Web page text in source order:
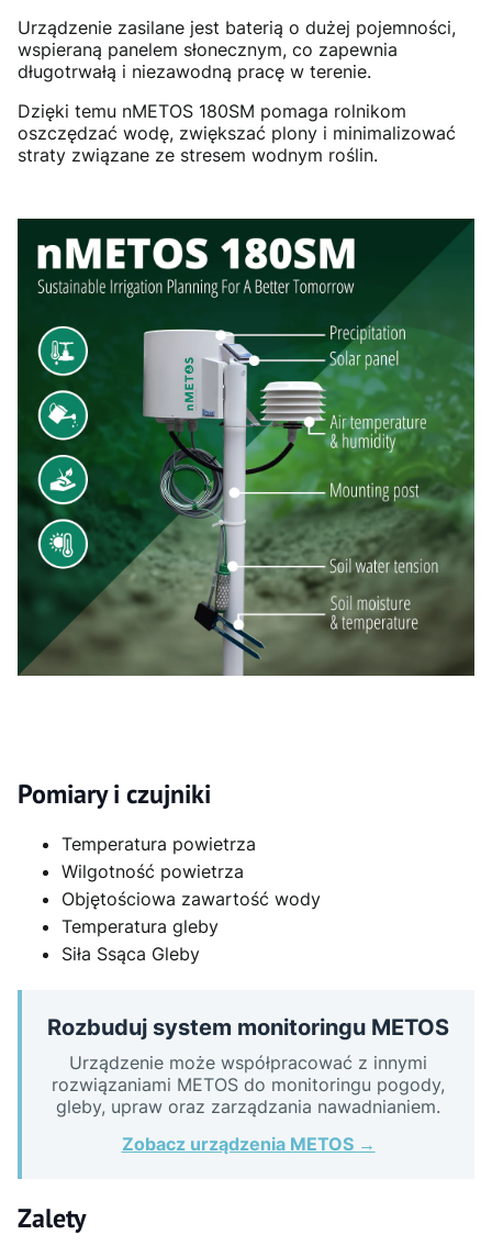
Urządzenie zasilane jest baterią o dużej pojemności,
wspieraną panelem słonecznym, co zapewnia
długotrwałą i niezawodną pracę w terenie.
Dzięki temu nMETOS 180SM pomaga rolnikom
oszczędzać wodę, zwiększać plony i minimalizować
straty związane ze stresem wodnym roślin.
Pomiary i czujniki
Temperatura powietrza
Wilgotność powietrza
Objętościowa zawartość wody
Temperatura gleby
Siła Ssąca Gleby
Rozbuduj system monitoringu METOS
Urządzenie może współpracować z innymi
rozwiązaniami METOS do monitoringu pogody,
gleby, upraw oraz zarządzania nawadnianiem.
Zobacz urządzenia METOS →
Zalety